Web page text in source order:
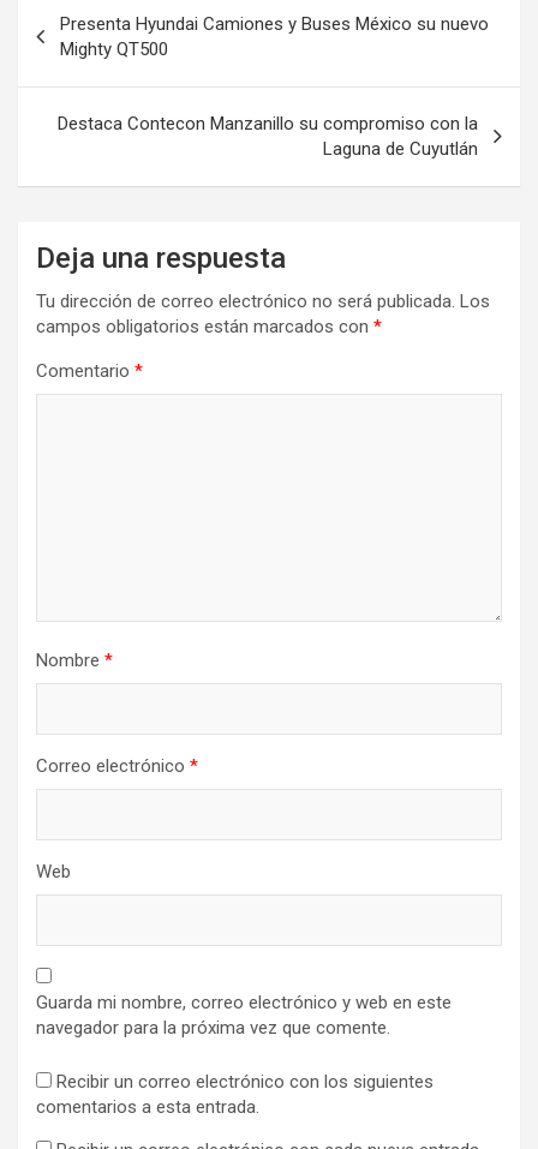
de
entradas
Presenta Hyundai Camiones y Buses México su nuevo
Mighty QT500
Destaca Contecon Manzanillo su compromiso con la
Laguna de Cuyutlán
Deja una respuesta
Tu dirección de correo electrónico no será publicada. Los
campos obligatorios están marcados con *
Comentario *
Nombre *
Correo electrónico *
Web
Guarda mi nombre, correo electrónico y web en este
navegador para la próxima vez que comente.
Recibir un correo electrónico con los siguientes
comentarios a esta entrada.